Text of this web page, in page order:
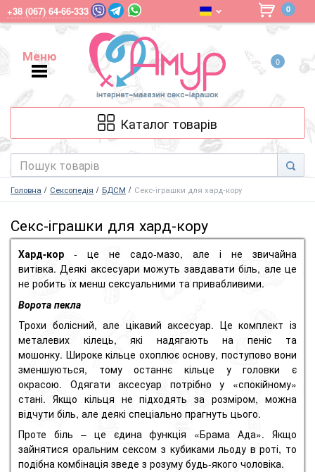
+38 (067) 64-66-333 0
Меню
Меню
0
Каталог товарів
Головна Сексопедія БДСМ Секс-іграшки для хард-кору
Секс-іграшки для хард-кору
Хард-кор
- це не садо-мазо, але і не звичайна
витівка. Деякі аксесуари можуть завдавати біль, але це
не робить їх менш сексуальними та привабливими.
Ворота пекла
Трохи болісний, але цікавий аксесуар. Це комплект із
металевих кілець, які надягають на пеніс та
мошонку. Широке кільце охоплює основу, поступово вони
зменшуються, тому останнє кільце у головки є
окрасою.
Одягати аксесуар потрібно у «спокійному»
стані. Якщо кільця не підходять за розміром, можна
відчути біль, але деякі спеціально прагнуть цього.
Проте біль – це єдина функція «Брама Ада». Якщо
зайнятися оральним сексом з кубиками льоду в роті, то
подібна комбінація зведе з розуму будь-якого чоловіка.